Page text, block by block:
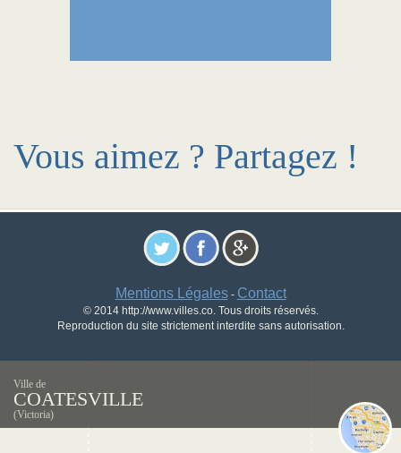
Vous aimez ? Partagez !
Mentions Légales- Contact
© 2014 http://www.villes.co. Tous droits réservés.
Reproduction du site strictement interdite sans autorisation.
Ville de
COATESVILLE
(Victoria)